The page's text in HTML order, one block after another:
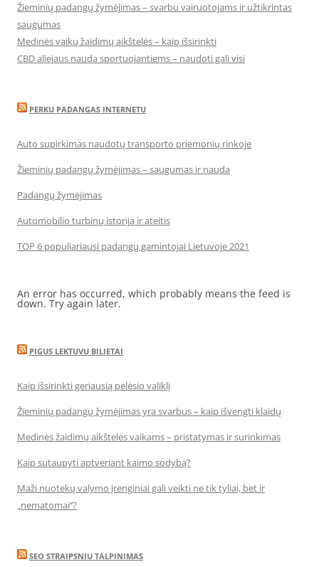
Žieminių padangų žymėjimas – svarbu vairuotojams ir užtikrintas
saugumas
Medinės vaikų žaidimų aikštelės – kaip išsirinkti
CBD aliejaus nauda sportuojantiems – naudoti gali visi
PERKU PADANGAS INTERNETU
Auto supirkimas naudotų transporto priemonių rinkoje
Žieminių padangų žymėjimas – saugumas ir nauda
Padangų žymėjimas
Automobilio turbinų istorija ir ateitis
TOP 6 populiariausi padangų gamintojai Lietuvoje 2021
An error has occurred, which probably means the feed is
down. Try again later.
PIGUS LEKTUVU BILIETAI
Kaip išsirinkti geriausią pelėsio valiklį
Žieminių padangų žymėjimas yra svarbus – kaip išvengti klaidų
Medinės žaidimų aikštelės vaikams – pristatymas ir surinkimas
Kaip sutaupyti aptveriant kaimo sodybą?
Maži nuotekų valymo įrenginiai gali veikti ne tik tyliai, bet ir
„nematomai‘‘?
SEO STRAIPSNIU TALPINIMAS